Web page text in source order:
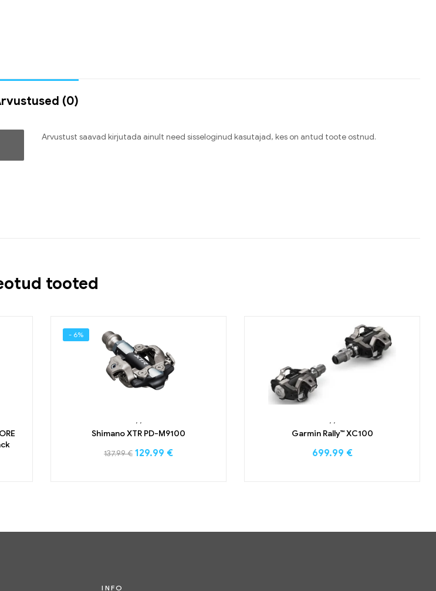
(0)
Arvustust saavad kirjutada ainult need sisseloginud kasutajad, kes on antud toote ostnud.
tooted
- 6%
, ,
Shimano XTR PD-M9100
137.99€ 129.99 €
, ,
Garmin Rally™ XC100
699.99 €
INFO